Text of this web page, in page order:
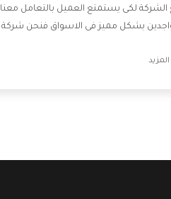
الشركة لكى يستمتع العميل بالتعامل معنا
بشكل مميز فى الاسواق فنحن شركة
تنفرد الشركة بها والتى تكون منها خدمة